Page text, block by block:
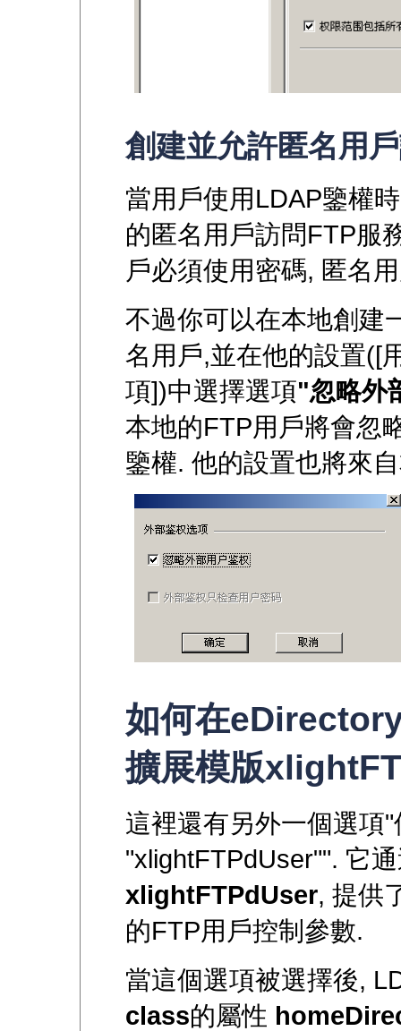
創建並允許匿名用
當用戶使用LDAP鑒權
的匿名用戶訪問FTP服
戶必須使用密碼, 匿名
不過你可以在本地創建
名用戶,並在他的設置([
項])中選擇選項"忽略外
本地的FTP用戶將會忽
鑒權. 他的設置也將來
如何在
擴展模版
這裡還有另外一個選項
"xlightFTPdUser"". 它
xlightFTPdUser, 提供
的FTP用戶控制參數.
當這個選項被選擇後,
class的屬性